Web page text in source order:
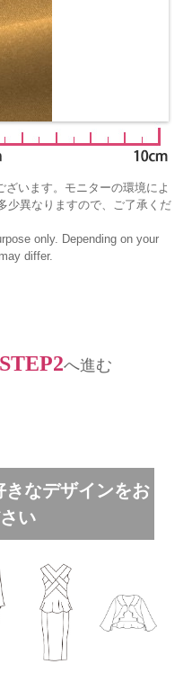
います。モニターの環境によ
少異なりますので、ご了承くだ
only. Depending on your
differ.
STEP2へ進む
なデザインをお
い